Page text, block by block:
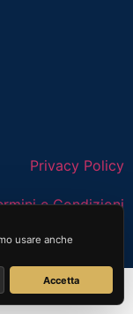
Privacy Policy
e Condizioni
usare anche
Accetta